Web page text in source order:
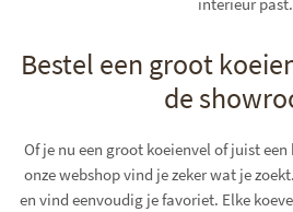
Bestel een groot
de
Of je nu een groot koeienvel of juist
onze webshop vind je zeker wat je
en vind eenvoudig je favoriet. Elke